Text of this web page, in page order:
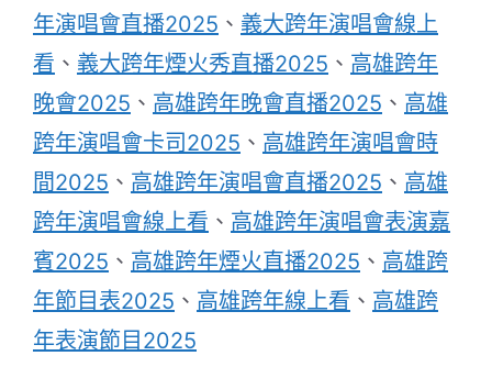
年演唱會直播2025 、 義大跨年演唱會線上
看 、 義大跨年煙火秀直播2025 、 高雄跨年
晚會2025 、 高雄跨年晚會直播2025 、 高雄
跨年演唱會卡司2025 、 高雄跨年演唱會時
間2025 、 高雄跨年演唱會直播2025 、 高雄
跨年演唱會線上看 、 高雄跨年演唱會表演嘉
賓2025 、 高雄跨年煙火直播2025 、 高雄跨
年節目表2025 、 高雄跨年線上看 、 高雄跨
年表演節目2025